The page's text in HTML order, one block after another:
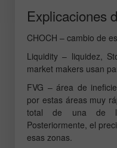
Explicaciones
CHOCH – cambio de
Liquidity – liquidez,
market makers usan
FVG – área de
por estas áreas muy
total de una de
Posteriormente, el
esas zonas.